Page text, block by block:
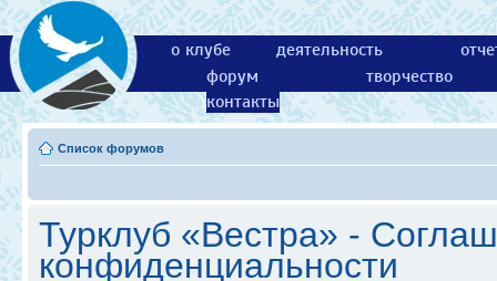
о клубе деятельность
форум
творчество
контакты
Список форумов
Турклуб «Вестра» -
конфиденциальности